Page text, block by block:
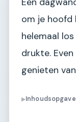
om je hoofd
helemaal
drukte.
genieten
▶Inhoudsopgave